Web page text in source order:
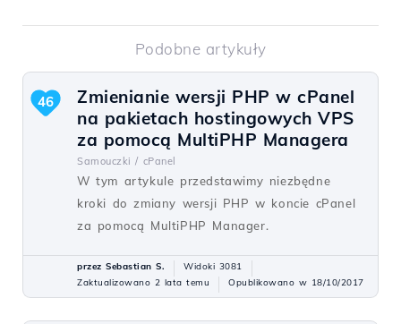
Podobne artykuły
Zmienianie wersji PHP w cPanel
na pakietach hostingowych VPS
za pomocą MultiPHP Managera
Samouczki / cPanel
W tym artykule przedstawimy niezbędne
kroki do zmiany wersji PHP w koncie cPanel
za pomocą MultiPHP Manager.
46
przez Sebastian S.
Widoki 3081
Zaktualizowano 2 lata temu
Opublikowano w 18/10/2017